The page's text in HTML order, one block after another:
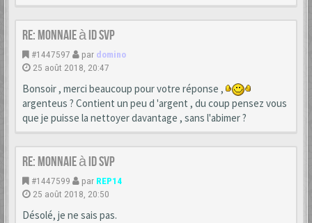
Re: monnaie à id svp
#1447597 par domino
25 août 2018, 20:47
Bonsoir , merci beaucoup pour votre réponse ,
argenteus ? Contient un peu d 'argent , du coup pensez vous
que je puisse la nettoyer davantage , sans l'abimer ?
Re: monnaie à id svp
#1447599 par REP14
25 août 2018, 20:50
Désolé, je ne sais pas.